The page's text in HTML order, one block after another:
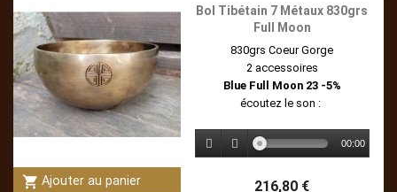
shopping_cart Ajouter au panier
Bol Tibétain 7 Métaux 830grs
Full Moon
830grs Coeur Gorge
2 accessoires
Blue Full Moon 23 -5%
écoutez le son :
00:00
216,80 €